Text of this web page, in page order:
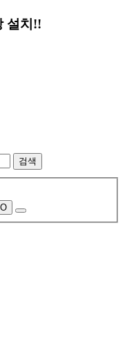
설치!!
검색